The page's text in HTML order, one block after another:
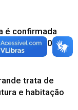
é confirmada
de Bonito 2026
trata de
e habitação